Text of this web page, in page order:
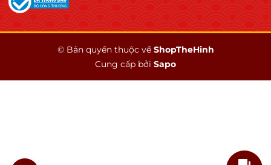
© Bản quyền thuộc về ShopTheHinh
Cung cấp bởi Sapo